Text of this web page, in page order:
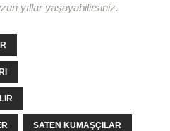
yıllar yaşayabilirsiniz.
SATEN KUMAŞÇILAR